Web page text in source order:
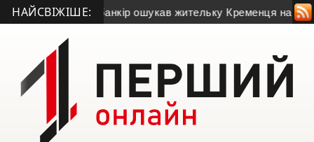
НАЙСВІЖІШЕ:
• Псевдобанкір ошукав жительку Кременця на 28 тисяч